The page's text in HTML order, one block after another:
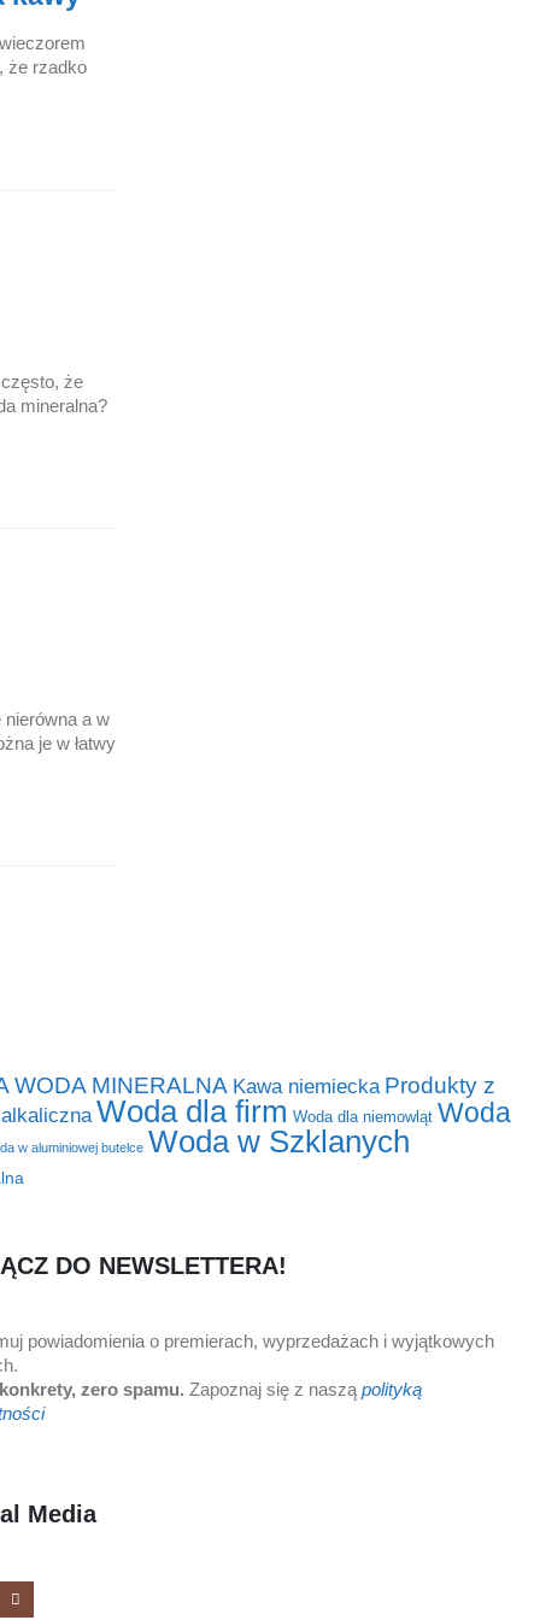
że rzadko
że
mineralna?
a w
je w łatwy
WODA MINERALNA Kawa niemiecka Produkty z
Woda dla firm Woda dla niemowląt Woda
w aluminiowej butelce Woda w Szklanych
DO NEWSLETTERA!
powiadomienia o premierach, wyprzedażach i wyjątkowych
zero spamu. Zapoznaj się z naszą polityką
Media